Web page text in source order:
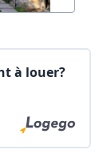
à louer?
Envoyez
Envoyez